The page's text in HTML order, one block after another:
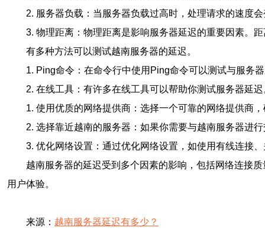
2. 服务器负载：当服务器负载过高时，处理请求的速度
3. 物理距离：物理距离是影响服务器延迟的重要因素。
有多种方法可以测试越南服务器的延迟。
1. Ping命令：在命令行中使用Ping命令可以测试与服务
2. 在线工具：有许多在线工具可以帮助你测试服务器延
1. 使用优质的网络提供商：选择一个可靠的网络提供商
2. 选择靠近越南的服务器：如果你需要与越南服务器进
3. 优化网络设置：通过优化网络设置，如使用有线连接
越南服务器的延迟受到多个因素的影响，包括网络连接
用户体验。
来源： 越南服务器延迟有多少？